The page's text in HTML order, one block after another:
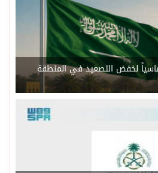
لخفض التصعيد في المنطقة